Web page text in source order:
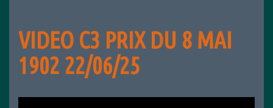
VIDEO C3 PRIX DU 8 MAI
1902 22/06/25